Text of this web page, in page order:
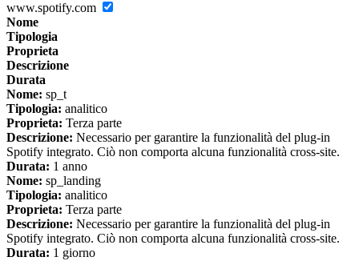
www.spotify.com
Nome
Tipologia
Proprieta
Descrizione
Durata
Nome: sp_t
Tipologia: analitico
Proprieta: Terza parte
Descrizione: Necessario per garantire la funzionalità del plug-in
Spotify integrato. Ciò non comporta alcuna funzionalità cross-site.
Durata: 1 anno
Nome: sp_landing
Tipologia: analitico
Proprieta: Terza parte
Descrizione: Necessario per garantire la funzionalità del plug-in
Spotify integrato. Ciò non comporta alcuna funzionalità cross-site.
Durata: 1 giorno